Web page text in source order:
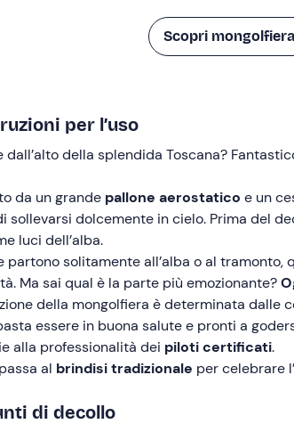
Scopri
per l’uso
della splendida Toscana?
da un grande pallone aerostatico e un
sollevarsi dolcemente in cielo. Prima del
luci dell’alba.
partono solitamente all’alba o al tramonto,
Ma sai qual è la parte più emozionante?
della mongolfiera è determinata dalle
essere in buona salute e pronti a
alla professionalità dei piloti certificati.
al brindisi tradizionale per celebrare
di decollo